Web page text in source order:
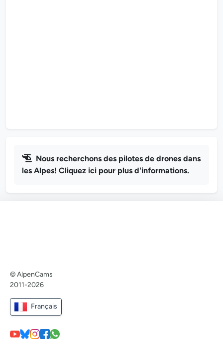
Nous recherchons des pilotes de drones dans
les Alpes! Cliquez ici pour plus d'informations.
© AlpenCams
2011-2026
Français